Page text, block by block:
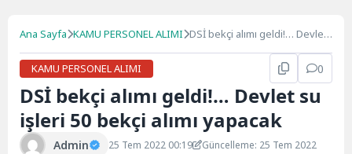
Ana Sayfa KAMU PERSONEL ALIMI DSİ bekçi alımı geldi!… Devlet
KAMU PERSONEL ALIMI
0
DSİ bekçi alımı geldi!… Devlet su
işleri 50 bekçi alımı yapacak
Admin 25 Tem 2022 00:19
Güncelleme: 25 Tem 2022